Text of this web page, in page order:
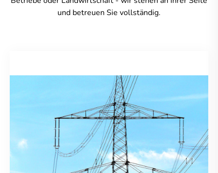
und betreuen Sie vollständig.